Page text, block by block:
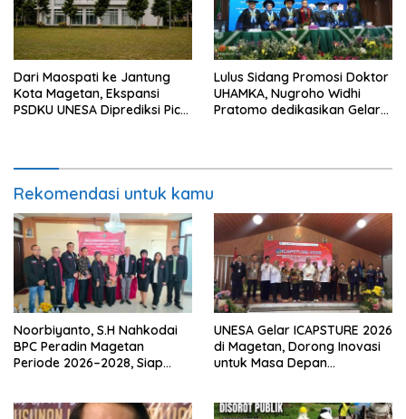
Dari Maospati ke Jantung
Kota Magetan, Ekspansi
PSDKU UNESA Diprediksi Picu
Lulus Sidang Promosi Doktor
UHAMKA, Nugroho Widhi
Pratomo dedikasikan Gelar
Rekomendasi untuk kamu
Noorbiyanto, S.H Nahkodai
BPC Peradin Magetan
Periode 2026–2028, Siap
UNESA Gelar ICAPSTURE 2026
di Magetan, Dorong Inovasi
untuk Masa Depan